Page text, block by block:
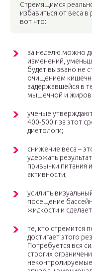
Стремящимся
избавиться от веса в
вот что:
за неделю можно
изменений,
будет вызвано не
очищением
задержавшейся в
мышечной и
ученые
400-500 г за этот
диетологи;
снижение веса –
удержать
привычки питания
активности;
усилить
посещение
жидкости и
те, кто стремится
достигает этого
Потребуется вся
строгих